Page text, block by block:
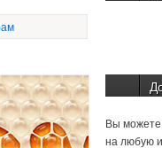
Вы можете
на любую